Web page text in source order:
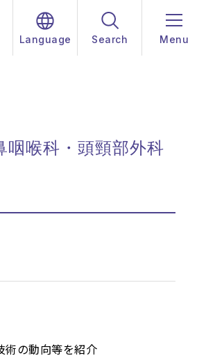
Language Search Menu
喉科・頭頸部外科
術の動向等を紹介